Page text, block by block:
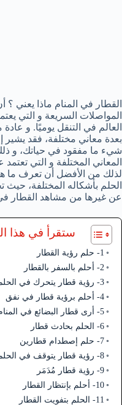
القطار في المنام ماذا يعني
المواصلات السريعة و التي
العالم في التنقل يوميًا. و
بعدة معاني مختلفة، فقد يشير
شيء ما مفقود في حياتك، و
المعاني المختلفة و التي
لذلك من الأفضل أن تعرف ما
الحلم بأشكاله المختلفة،
عن غيرها من مشاهد القطار
ستقرأ في هذا
1- حلم رؤية القطار
2- أحلم بالسفر بالقطار
3- رؤية قطار يتحرك في الحلم
4- أحلم برؤية قطار في نفق
5- أرى قطار البضائع في المنام
6- الحلم بحادث قطار
7- حلم إصطدام قطارين
8- رؤية قطار يتوقف في الحلم
9- رؤية قطار مُدَمَر
10- أحلم بإنتظار القطار
11- الحلم بتفويت القطار